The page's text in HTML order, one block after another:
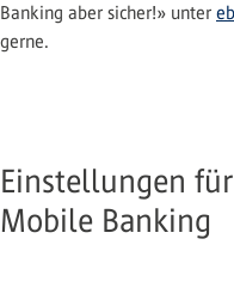
Banking aber sicher!» unter
gerne.
Einstellungen
Mobile Banking